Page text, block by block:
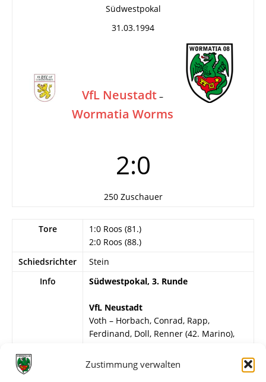
Zustimmung verwalten
Südwestpokal
31.03.1994
VfL Neustadt –
Wormatia Worms
2:0
250 Zuschauer
Tore
1:0 Roos (81.)
2:0 Roos (88.)
Schiedsrichter
Stein
Info
Südwestpokal, 3. Runde
VfL Neustadt
Voth – Horbach, Conrad, Rapp,
Ferdinand, Doll, Renner (42. Marino),
Beck, Roos.